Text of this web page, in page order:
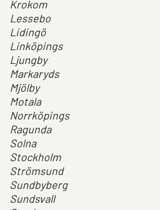
Krokom
Lessebo
Lidingö
Linköpings
Ljungby
Markaryds
Mjölby
Motala
Norrköpings
Ragunda
Solna
Stockholm
Strömsund
Sundbyberg
Sundsvall